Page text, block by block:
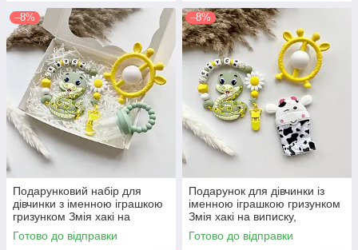
–8%
Подарунковий набір для
дівчинки з іменною іграшкою
гризунком Змія хакі на
виписку, хрестини, півроку
Готово до відправки
–8%
Подарунок для дівчинки із
іменною іграшкою гризунком
Змія хакі на виписку,
хрестини, півроку,
народження
Готово до відправки